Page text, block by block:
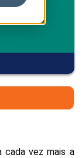
cada vez mais a